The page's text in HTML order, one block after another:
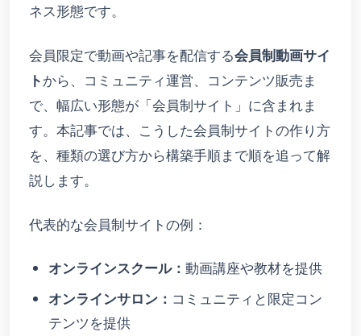
ネス形態です。
会員限定で動画や記事を配信する会員制動画サイ
トから、コミュニティ運営、コンテンツ販売ま
で、幅広い形態が「会員制サイト」に含まれま
す。本記事では、こうした会員制サイトの作り方
を、種類の選び方から構築手順まで順を追って解
説します。
代表的な会員制サイトの例：
オンラインスクール： 動画講座や教材を提供
オンラインサロン： コミュニティと限定コン
テンツを提供